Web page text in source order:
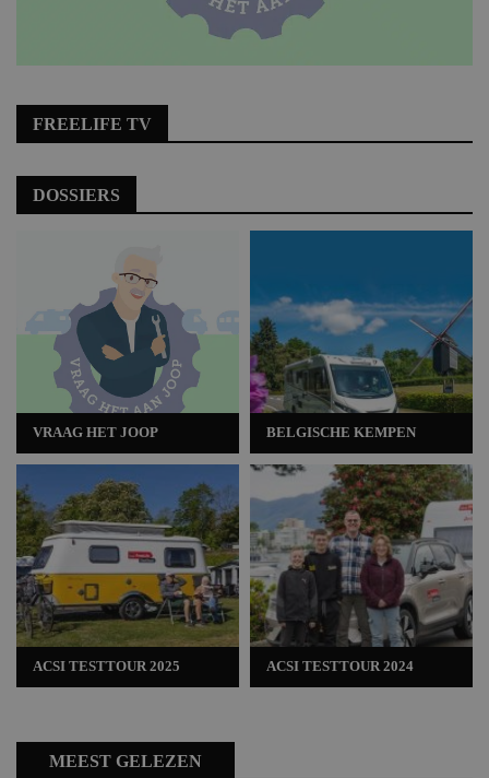
FREELIFE TV
DOSSIERS
VRAAG HET JOOP
ACSI TESTTOUR 2025
BELGISCHE KEMPEN
ACSI TESTTOUR 2024
MEEST GELEZEN